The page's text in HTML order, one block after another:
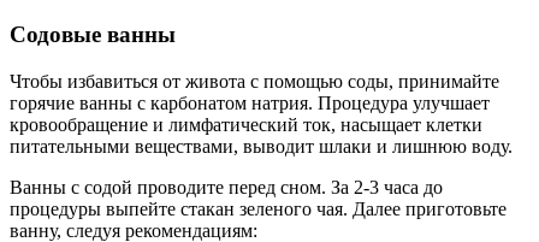
Содовые ванны
Чтобы избавиться от живота с помощью соды, принимайте
горячие ванны с карбонатом натрия. Процедура улучшает
кровообращение и лимфатический ток, насыщает клетки
питательными веществами, выводит шлаки и лишнюю воду.
Ванны с содой проводите перед сном. За 2-3 часа до
процедуры выпейте стакан зеленого чая. Далее приготовьте
ванну, следуя рекомендациям: